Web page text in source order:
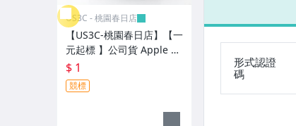
平板電腦 (iPad & Apple Pencil)
平板電腦 (Samsung)
素
形式認證
碼
US3C - 桃園春日店
【US3C-桃園春日店】【一
元起標 】公司貨 Apple H
omePod 2 A2825 黑 智慧
家庭中樞 聲音辨識 溫度與
濕度感測 杜比全景聲 二手
$ 1
競標